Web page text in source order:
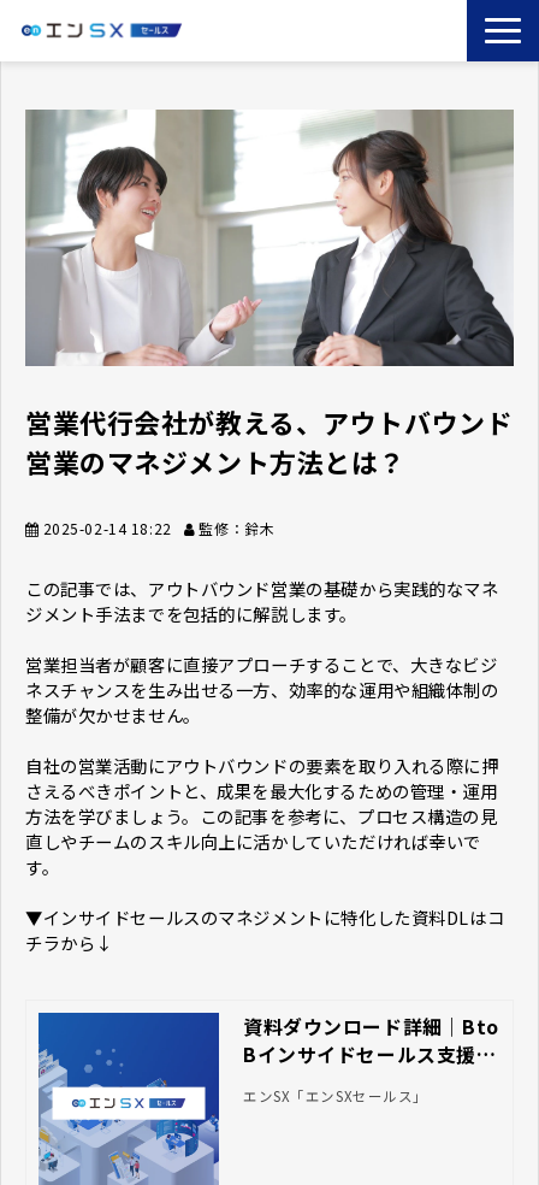
エンSXとは
サービス一覧
導入事例
お役立ちブログ
セミナー
コラム
営業代行会社が教える、アウトバウンド
営業のマネジメント方法とは？
2025-02-14 18:22 監修：鈴木
この記事では、アウトバウンド営業の基礎から実践的なマネ
ジメント手法までを包括的に解説します。
営業担当者が顧客に直接アプローチすることで、大きなビジ
ネスチャンスを生み出せる一方、効率的な運用や組織体制の
整備が欠かせません。
自社の営業活動にアウトバウンドの要素を取り入れる際に押
さえるべきポイントと、成果を最大化するための管理・運用
方法を学びましょう。この記事を参考に、プロセス構造の見
直しやチームのスキル向上に活かしていただければ幸いで
す。
▼インサイドセールスのマネジメントに特化した資料DLはコ
チラから↓
資料ダウンロード詳細｜Bto
Bインサイドセールス支援の
エンSX「エンSXセールス」